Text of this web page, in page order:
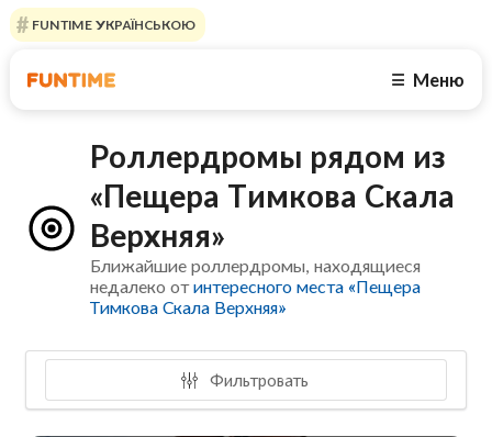
FUNTIME УКРАЇНСЬКОЮ
☰ Меню
Роллердромы рядом из
«Пещера Тимкова Скала
Верхняя»
Ближайшие роллердромы, находящиеся
недалеко отинтересного места «Пещера
Тимкова Скала Верхняя»
Фильтровать